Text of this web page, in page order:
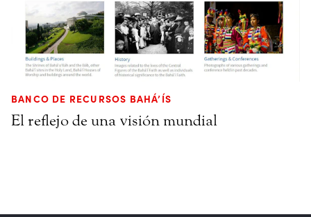
BANCO DE RECURSOS BAHÁ’ÍS
El reflejo de una visión mundial